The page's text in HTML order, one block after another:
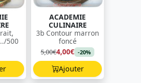
500
ACADEMIE
CULINAIRE
3b Contour marron
foncé
5,00€4,00€ -20%
Ajouter